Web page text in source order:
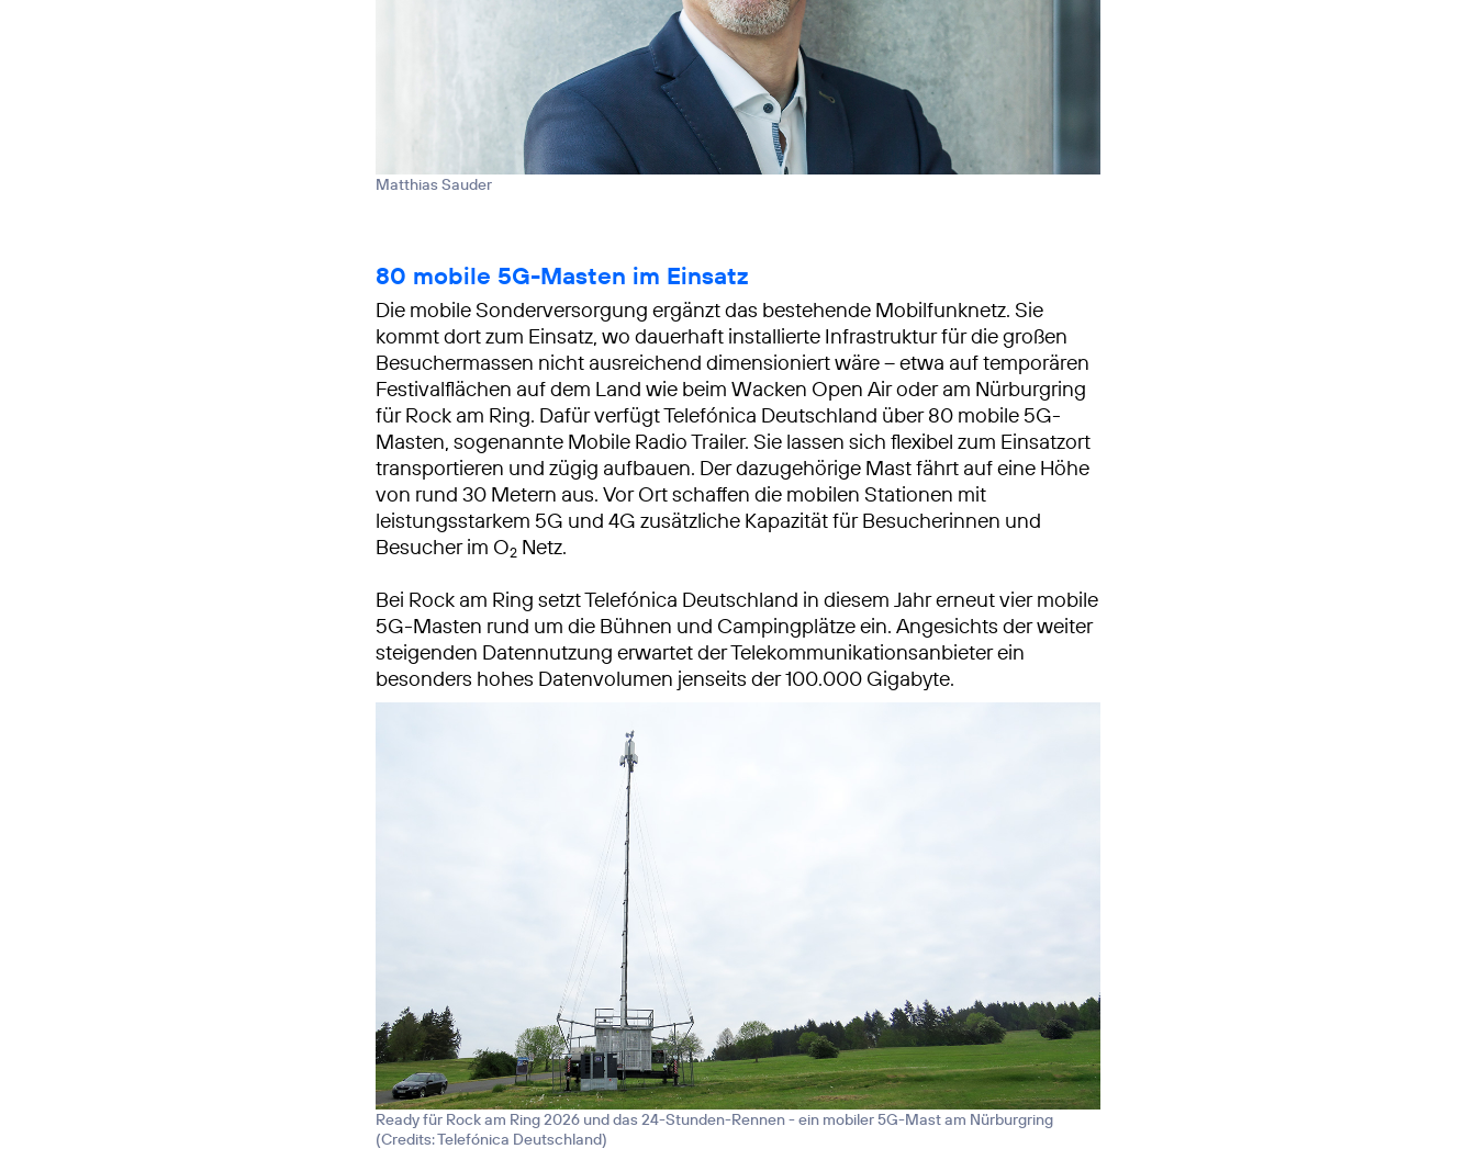
Matthias Sauder
80 mobile 5G-Masten im Einsatz
Die mobile Sonderversorgung ergänzt das bestehende Mobilfunknetz. Sie
kommt dort zum Einsatz, wo dauerhaft installierte Infrastruktur für die großen
Besuchermassen nicht ausreichend dimensioniert wäre – etwa auf temporären
Festivalflächen auf dem Land wie beim Wacken Open Air oder am Nürburgring
für Rock am Ring. Dafür verfügt Telefónica Deutschland über 80 mobile 5G-
Masten, sogenannte Mobile Radio Trailer. Sie lassen sich flexibel zum Einsatzort
transportieren und zügig aufbauen. Der dazugehörige Mast fährt auf eine Höhe
von rund 30 Metern aus. Vor Ort schaffen die mobilen Stationen mit
leistungsstarkem 5G und 4G zusätzliche Kapazität für Besucherinnen und
Besucher im O2 Netz.
Bei Rock am Ring setzt Telefónica Deutschland in diesem Jahr erneut vier mobile
5G-Masten rund um die Bühnen und Campingplätze ein. Angesichts der weiter
steigenden Datennutzung erwartet der Telekommunikations­anbieter ein
besonders hohes Datenvolumen jenseits der 100.000 Gigabyte.
Ready für Rock am Ring 2026 und das 24-Stunden-Rennen - ein mobiler 5G-Mast am Nürburgring
(Credits: Telefónica Deutschland)